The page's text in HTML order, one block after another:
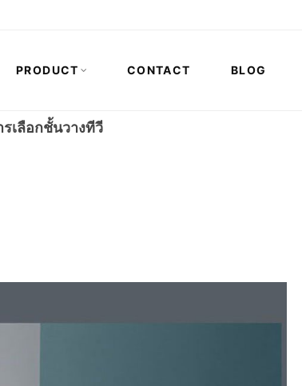
PRODUCT CONTACT BLOG
เลือกชั้นวางทีวี